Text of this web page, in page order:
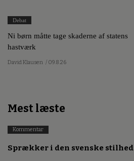
Debat
Ni børn måtte tage skaderne af statens
hastværk
David Klausen / 09.8.26
Mest læste
Kommentar
Sprækker i den svenske stilhed